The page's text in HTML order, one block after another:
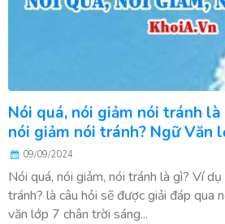
Nói quá, nói giảm nói tránh
nói giảm nói tránh? Ngữ Văn
09/09/2024
Nói quá, nói giảm, nói tránh là gì? Ví
tránh? là câu hỏi sẽ được giải đáp qua
văn lớp 7 chân trời sáng...